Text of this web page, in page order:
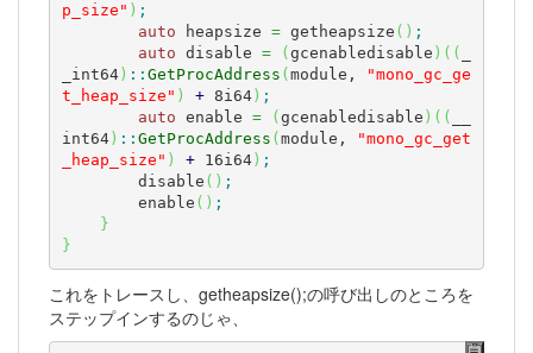
p_size" ) ;
auto heapsize = getheapsize ( ) ;
auto disable = ( gcenabledisable ) ( (
_int64) :: GetProcAddress ( module,
"mono_gc_ge
t_heap_size" ) + 8i64) ;
auto enable = ( gcenabledisable ) ( (
int64) :: GetProcAddress ( module,
"mono_gc_get
_heap_size" ) + 16i64) ;
        disable
( ) ;
        enable
( ) ;
}
}
これをトレースし、getheapsize();の呼び出しのところを
ステップインするのじゃ、